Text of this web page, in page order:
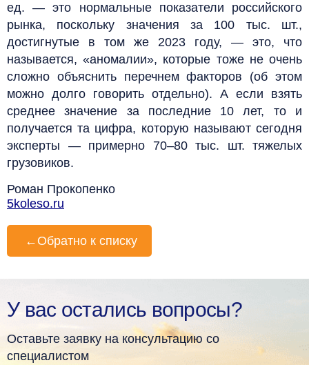
ед. — это нормальные показатели российского
рынка, поскольку значения за 100 тыс. шт.,
достигнутые в том же 2023 году, — это, что
называется, «аномалии», которые тоже не очень
сложно объяснить перечнем факторов (об этом
можно долго говорить отдельно). А если взять
среднее значение за последние 10 лет, то и
получается та цифра, которую называют сегодня
эксперты — примерно 70–80 тыс. шт. тяжелых
грузовиков.
Роман Прокопенко
5koleso.ru
← Обратно к списку
У вас остались вопросы?
Оставьте заявку на консультацию со
специалистом